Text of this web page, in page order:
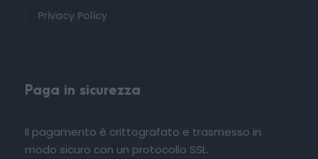
Privacy Policy
Paga in sicurezza
Il pagamento è crittografato e trasmesso in
modo sicuro con un protocollo SSL.